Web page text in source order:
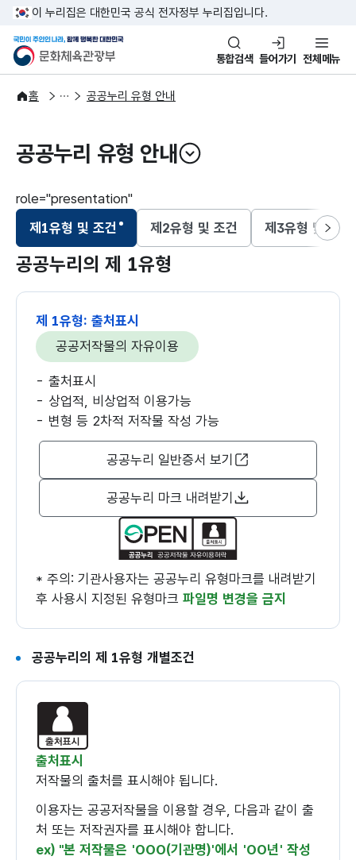
본문 바로가기
주메뉴 바로가기
이 누리집은 대한민국 공식 전자정부 누리집입니다.
문화체육관광부
국민이 주인인 나라, 함께 행복
통합검색 들어가기 전체메뉴
홈
이용안내
공공누리 공공누리 유형 안내
공공누리 유형 안내
열기
role="presentation"
제1유형 및 조건
선택됨
제2유형 및 조건 제3유형 및 조건
다음
공공누리의 제 1유형
제 1유형: 출처표시
공공저작물의 자유이용
출처표시
상업적, 비상업적 이용가능
변형 등 2차적 저작물 작성 가능
공공누리 일반증서 보기
공공누리 마크 내려받기
* 주의: 기관사용자는 공공누리 유형마크를 내려받기
후 사용시 지정된 유형마크 파일명 변경을 금지
공공누리의 제 1유형 개별조건
출처표시
저작물의 출처를 표시해야 됩니다.
이용자는 공공저작물을 이용할 경우, 다음과 같이 출
처 또는 저작권자를 표시해야 합니다.
ex) "본 저작물은 'OOO(기관명)'에서 'OO년' 작성